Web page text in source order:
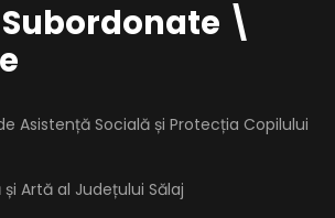
\
Asistență Socială și Protecția Copilului
Artă al Județului Sălaj